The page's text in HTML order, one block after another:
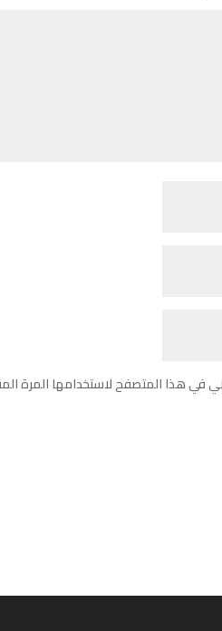
في هذا المتصفح لاستخدامها المرة